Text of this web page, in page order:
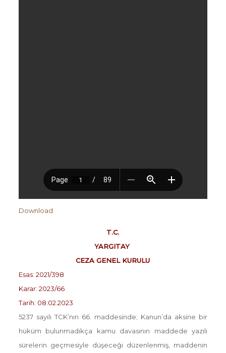
Download
T.C.
YARGITAY
CEZA GENEL KURULU
Esas: 2021/398
Karar: 2023/66
Tarih: 08.02.2023
5237 sayılı TCK’nın 66. maddesinde; Kanun’da aksine bir
hüküm bulunmadıkça kamu davasının maddede yazılı
sürelerin geçmesiyle düşeceği düzenlenmiş, maddenin